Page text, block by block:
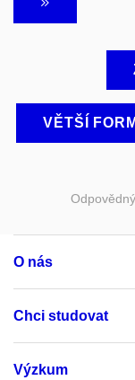
VĚTŠÍ
O nás
Chci studovat
Výzkum